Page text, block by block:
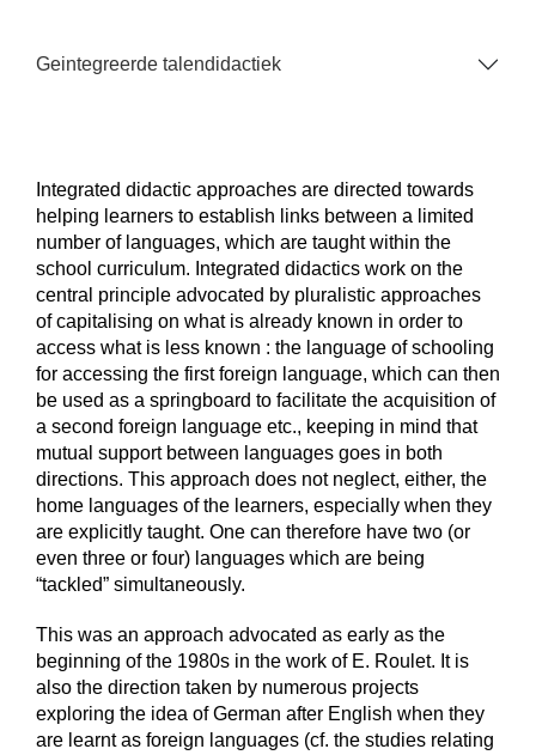
Geintegreerde talendidactiek
Integrated didactic approaches are directed towards
helping learners to establish links between a limited
number of languages, which are taught within the
school curriculum. Integrated didactics work on the
central principle advocated by pluralistic approaches
of capitalising on what is already known in order to
access what is less known : the language of schooling
for accessing the first foreign language, which can then
be used as a springboard to facilitate the acquisition of
a second foreign language etc., keeping in mind that
mutual support between languages goes in both
directions. This approach does not neglect, either, the
home languages of the learners, especially when they
are explicitly taught. One can therefore have two (or
even three or four) languages which are being
“tackled” simultaneously.
This was an approach advocated as early as the
beginning of the 1980s in the work of E. Roulet. It is
also the direction taken by numerous projects
exploring the idea of German after English when they
are learnt as foreign languages (cf. the studies relating